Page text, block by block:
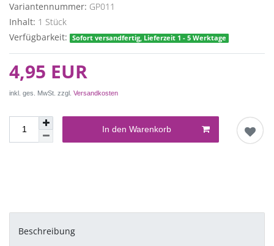
Variantennummer: GP011
Inhalt: 1 Stück
Verfügbarkeit:
Sofort versandfertig, Lieferzeit 1 - 5 Werktage
4,95 EUR
inkl. ges. MwSt. zzgl. Versandkosten
In den Warenkorb
Beschreibung